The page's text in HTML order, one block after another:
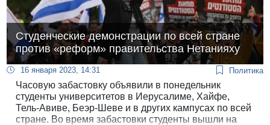
Студенческие демонстрации по всей стране
против «реформ» правительства Нетанияху
16 января 2023, 14:31 Политика
Часовую забастовку объявили в понедельник
студенты университетов в Иерусалиме, Хайфе,
Тель-Авиве, Беэр-Шеве и в других кампусах по всей
стране. Во время забастовки студенты вышли на